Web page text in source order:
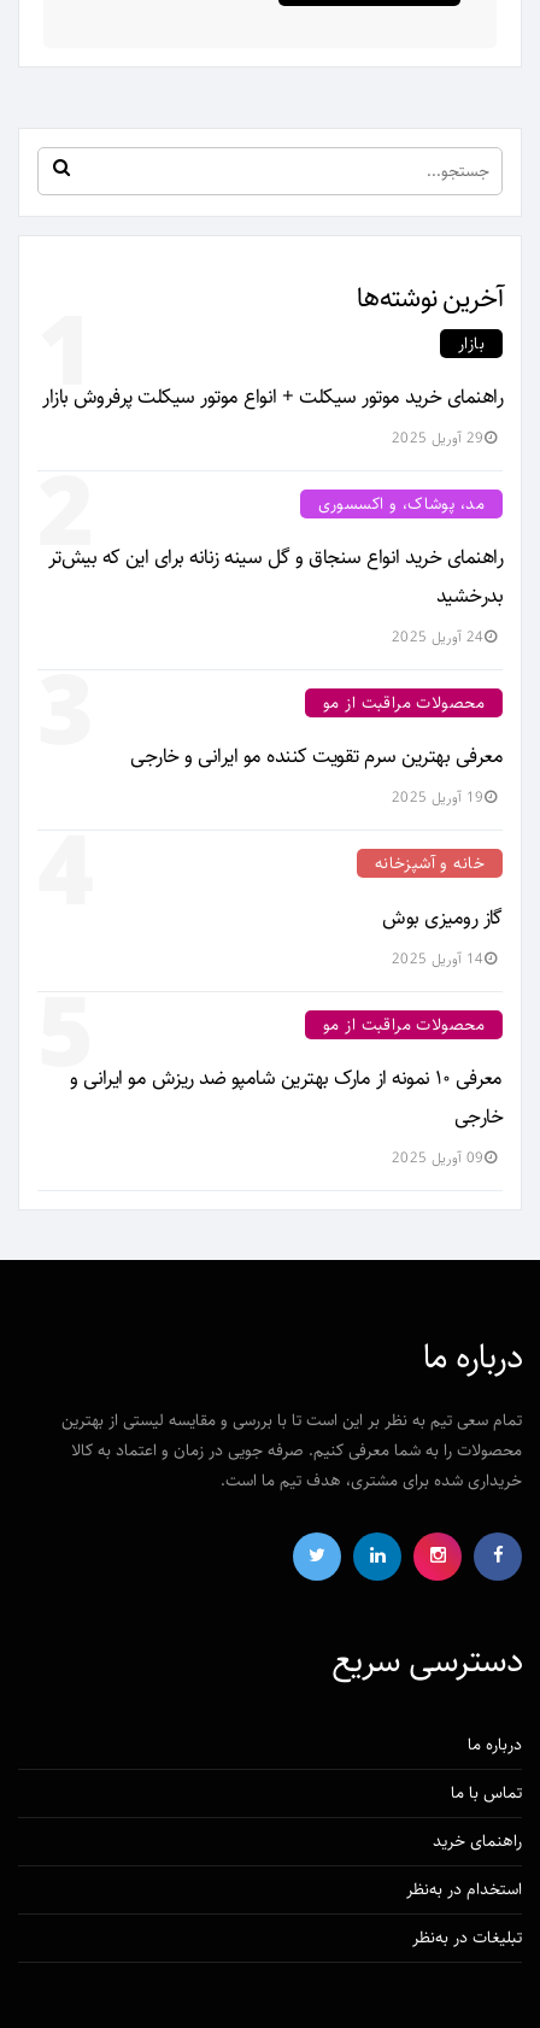
آخرین نوشته‌ها 1 بازار
راهنمای خرید موتور سیکلت + انواع موتور سیکلت پرفروش بازار
29 آوریل 2025
2 مد، پوشاک، و اکسسوری
راهنمای خرید انواع سنجاق و گل سینه زنانه برای این که بیش‌تر
بدرخشید
24 آوریل 2025
محصولات مراقبت از مو
معرفی بهترین سرم تقویت کننده مو ایرانی و خارجی
19 آوریل 2025
خانه و آشپزخانه
گاز رومیزی بوش
14 آوریل 2025
5 محصولات مراقبت از مو
معرفی ۱۰ نمونه از مارک بهترین شامپو ضد ریزش مو ایرانی و
خارجی
09 آوریل 2025
درباره ما
تمام سعی تیم به نظر بر این است تا با بررسی و مقایسه لیستی از بهترین
محصولات را به شما معرفی کنیم. صرفه جویی در زمان و اعتماد به کالا
خریداری شده برای مشتری، هدف تیم ما است.
دسترسی‌ سریع
درباره ما
تماس با ما
راهنمای خرید
استخدام در به‌نظر
تبلیغات در به‌نظر